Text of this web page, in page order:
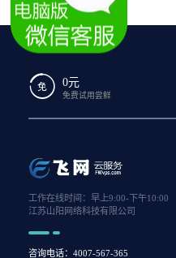
0元
免费试用尝鲜
工作在线时间：早上9:00-下午10:00
江苏山阳网络科技有限公司
咨询电话：4007-567-365